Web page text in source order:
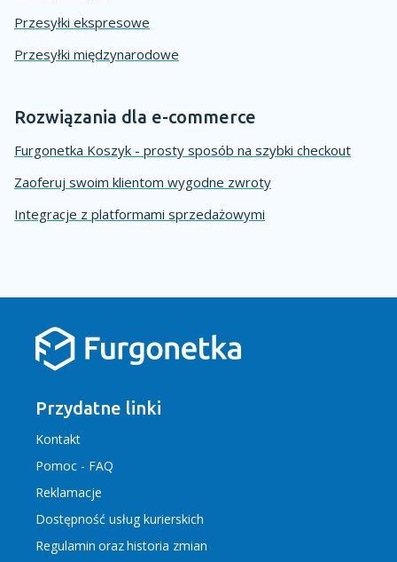
Przesyłki ekspresowe
Przesyłki międzynarodowe
Rozwiązania dla e-commerce
Furgonetka Koszyk - prosty sposób na szybki checkout
Zaoferuj swoim klientom wygodne zwroty
Integracje z platformami sprzedażowymi
Przydatne linki
Kontakt
Pomoc - FAQ
Reklamacje
Dostępność usług kurierskich
Regulamin orazhistoria zmian